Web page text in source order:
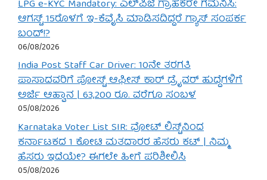
LPG e-KYC Mandatory: ಎಲ್‌ಪಿಜಿ ಗ್ರಾಹಕರೇ ಗಮನಿಸಿ:
ಆಗಸ್ಟ್ 15ರೊಳಗೆ ಇ-ಕೆವೈಸಿ ಮಾಡಿಸದಿದ್ದರೆ ಗ್ಯಾಸ್ ಸಂಪರ್ಕ
ಬಂದ್!?
06/08/2026
India Post Staff Car Driver: 10ನೇ ತರಗತಿ
ಪಾಸಾದವರಿಗೆ ಪೋಸ್ಟ್ ಆಫೀಸ್ ಕಾರ್ ಡ್ರೈವರ್ ಹುದ್ದೆಗಳಿಗೆ
ಅರ್ಜಿ ಆಹ್ವಾನ | 63,200 ರೂ. ವರೆಗೂ ಸಂಬಳ
05/08/2026
Karnataka Voter List SIR: ವೋಟ್ ಲಿಸ್ಟ್‌ನಿಂದ
ಕರ್ನಾಟಕದ 1 ಕೋಟಿ ಮತದಾರರ ಹೆಸರು ಕಟ್ | ನಿಮ್ಮ
ಹೆಸರು ಇದೆಯೇ? ಈಗಲೇ ಹೀಗೆ ಪರಿಶೀಲಿಸಿ
05/08/2026